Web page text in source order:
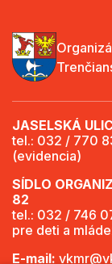
JASELSKÁ
tel.: 032 / 770
(evidencia)
SÍDLO
82
tel.: 032 / 746
pre deti a
E-mail: